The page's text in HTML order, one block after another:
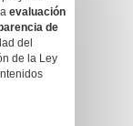
evaluación
de
del
de la Ley